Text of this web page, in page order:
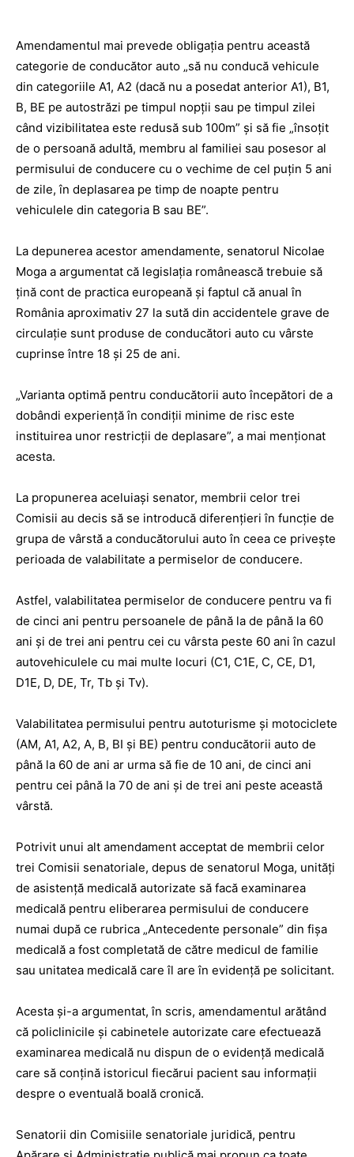
Amendamentul mai prevede obligaţia pentru această
categorie de conducător auto „să nu conducă vehicule
din categoriile A1, A2 (dacă nu a posedat anterior A1), B1,
Β, BE pe autostrăzi pe timpul nopţii sau pe timpul zilei
când vizibilitatea este redusă sub 100m” şi să fie „însoţit
de o persoană adultă, membru al familiei sau posesor al
permisului de conducere cu o vechime de cel puţin 5 ani
de zile, în deplasarea pe timp de noapte pentru
vehiculele din categoria Β sau BE”.
La depunerea acestor amendamente, senatorul Nicolae
Moga a argumentat că legislaţia românească trebuie să
ţină cont de practica europeană şi faptul că anual în
România aproximativ 27 la sută din accidentele grave de
circulaţie sunt produse de conducători auto cu vârste
cuprinse între 18 şi 25 de ani.
„Varianta optimă pentru conducătorii auto începători de a
dobândi experienţă în condiţii minime de risc este
instituirea unor restricţii de deplasare”, a mai menţionat
acesta.
La propunerea aceluiaşi senator, membrii celor trei
Comisii au decis să se introducă diferenţieri în funcţie de
grupa de vârstă a conducătorului auto în ceea ce priveşte
perioada de valabilitate a permiselor de conducere.
Astfel, valabilitatea permiselor de conducere pentru va fi
de cinci ani pentru persoanele de până la de până la 60
ani şi de trei ani pentru cei cu vârsta peste 60 ani în cazul
autovehiculele cu mai multe locuri (C1, C1E, C, CE, D1,
D1E, D, DE, Tr, Tb şi Tv).
Valabilitatea permisului pentru autoturisme şi motociclete
(AM, A1, A2, A, B, BI şi BE) pentru conducătorii auto de
până la 60 de ani ar urma să fie de 10 ani, de cinci ani
pentru cei până la 70 de ani şi de trei ani peste această
vârstă.
Potrivit unui alt amendament acceptat de membrii celor
trei Comisii senatoriale, depus de senatorul Moga, unităţi
de asistenţă medicală autorizate să facă examinarea
medicală pentru eliberarea permisului de conducere
numai după ce rubrica „Antecedente personale” din fişa
medicală a fost completată de către medicul de familie
sau unitatea medicală care îl are în evidenţă pe solicitant.
Acesta şi-a argumentat, în scris, amendamentul arătând
că policlinicile şi cabinetele autorizate care efectuează
examinarea medicală nu dispun de o evidenţă medicală
care să conţină istoricul fiecărui pacient sau informaţii
despre o eventuală boală cronică.
Senatorii din Comisiile senatoriale juridică, pentru